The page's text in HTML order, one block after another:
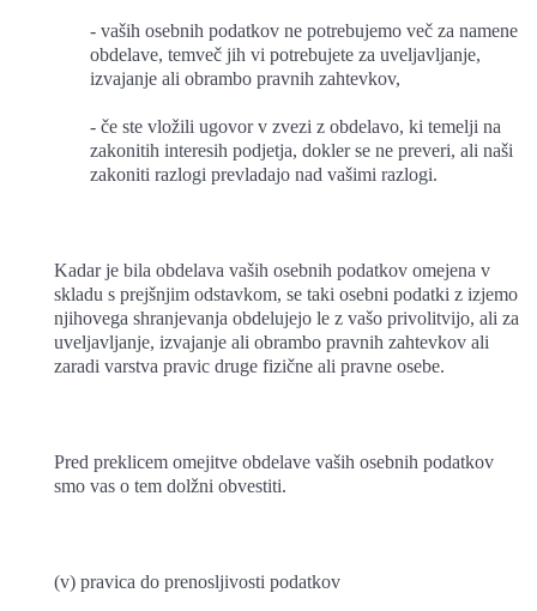
- vaših osebnih podatkov ne potrebujemo več za namene
obdelave, temveč jih vi potrebujete za uveljavljanje,
izvajanje ali obrambo pravnih zahtevkov,
- če ste vložili ugovor v zvezi z obdelavo, ki temelji na
zakonitih interesih podjetja, dokler se ne preveri, ali naši
zakoniti razlogi prevladajo nad vašimi razlogi.
Kadar je bila obdelava vaših osebnih podatkov omejena v
skladu s prejšnjim odstavkom, se taki osebni podatki z izjemo
njihovega shranjevanja obdelujejo le z vašo privolitvijo, ali za
uveljavljanje, izvajanje ali obrambo pravnih zahtevkov ali
zaradi varstva pravic druge fizične ali pravne osebe.
Pred preklicem omejitve obdelave vaših osebnih podatkov
smo vas o tem dolžni obvestiti.
(v) pravica do prenosljivosti podatkov